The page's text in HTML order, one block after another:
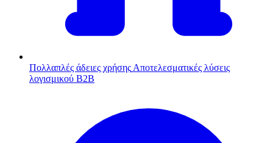
Πολλαπλές άδειες χρήσης Αποτελεσματικές λύσεις
λογισμικού B2B